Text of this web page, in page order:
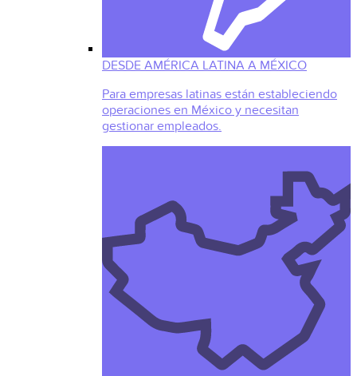
DESDE AMÉRICA LATINA A MÉXICO
Para empresas latinas están estableciendo
operaciones en México y necesitan
gestionar empleados.